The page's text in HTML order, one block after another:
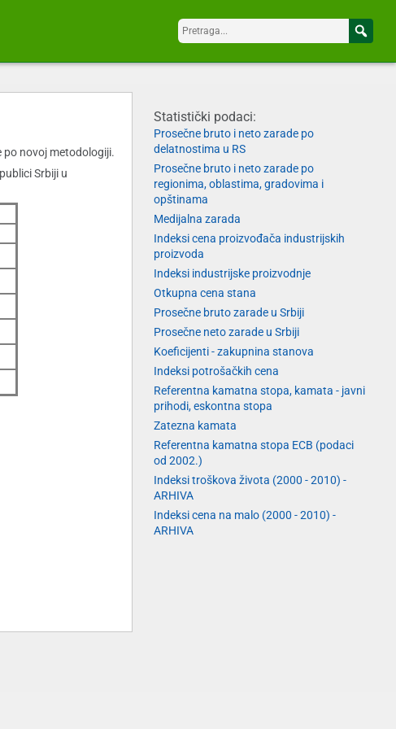
novoj metodologiji.
Srbiji u
Statistički podaci:
Prosečne bruto i neto zarade po
delatnostima u RS
Prosečne bruto i neto zarade po
regionima, oblastima, gradovima i
opštinama
Medijalna zarada
Indeksi cena proizvođača industrijskih
proizvoda
Indeksi industrijske proizvodnje
Otkupna cena stana
Prosečne bruto zarade u Srbiji
Prosečne neto zarade u Srbiji
Koeficijenti - zakupnina stanova
Indeksi potrošačkih cena
Referentna kamatna stopa, kamata - javni
prihodi, eskontna stopa
Zatezna kamata
Referentna kamatna stopa ECB (podaci
od 2002.)
Indeksi troškova života (2000 - 2010) -
ARHIVA
Indeksi cena na malo (2000 - 2010) -
ARHIVA